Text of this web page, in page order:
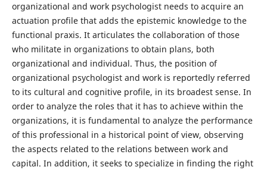
organizational and work psychologist needs to acquire an
actuation profile that adds the epistemic knowledge to the
functional praxis. It articulates the collaboration of those
who militate in organizations to obtain plans, both
organizational and individual. Thus, the position of
organizational psychologist and work is reportedly referred
to its cultural and cognitive profile, in its broadest sense. In
order to analyze the roles that it has to achieve within the
organizations, it is fundamental to analyze the performance
of this professional in a historical point of view, observing
the aspects related to the relations between work and
capital. In addition, it seeks to specialize in finding the right